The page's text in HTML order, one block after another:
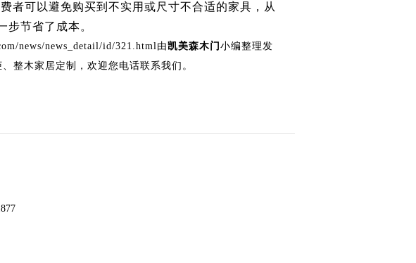
者可以避免购买到不实用或尺寸不合适的家具，从
节省了成本。
news/news_detail/id/321.html由凯美森木门 小编整理发
整木家居定制，欢迎您电话联系我们。